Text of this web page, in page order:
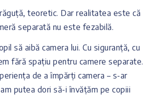
teoretic. Dar realitatea este că
separată nu este fezabilă.
să aibă camera lui. Cu siguranță, cu
fără spațiu pentru camere separate.
de a împărți camera – s-ar
putea dori să-i învățăm pe copiii